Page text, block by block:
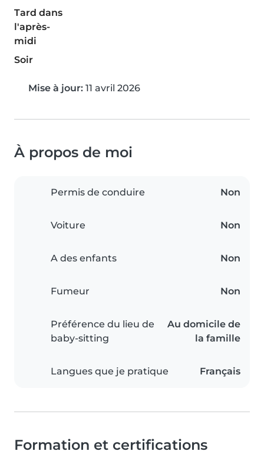
Tard dans
l'après-
midi
Soir
Mise à jour: 11 avril 2026
À propos de moi
Permis de conduire Non
Voiture Non
A des enfants Non
Fumeur Non
Préférence du lieu de
baby-sitting
Au domicile de
la famille
Langues que je pratique Français
Formation et certifications